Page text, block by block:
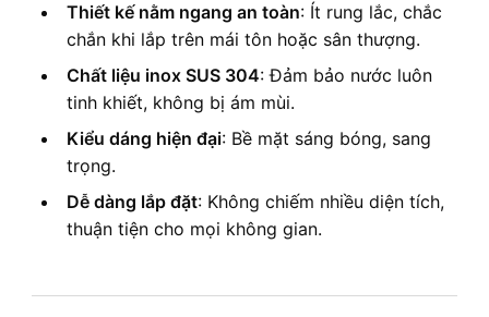
Thiết kế nằm ngang an toàn: Ít rung lắc, chắc
chắn khi lắp trên mái tôn hoặc sân thượng.
Chất liệu inox SUS 304: Đảm bảo nước luôn
tinh khiết, không bị ám mùi.
Kiểu dáng hiện đại: Bề mặt sáng bóng, sang
trọng.
Dễ dàng lắp đặt: Không chiếm nhiều diện tích,
thuận tiện cho mọi không gian.